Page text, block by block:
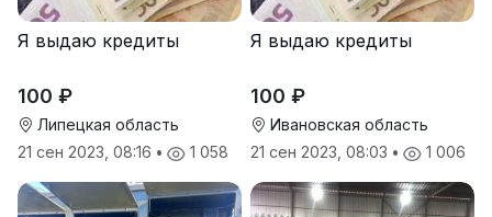
Я выдаю кредиты
100 ₽
Липецкая область
21 сен 2023, 08:16 • 1 058
Я выдаю кредиты
100 ₽
Ивановская область
21 сен 2023, 08:03 • 1 006